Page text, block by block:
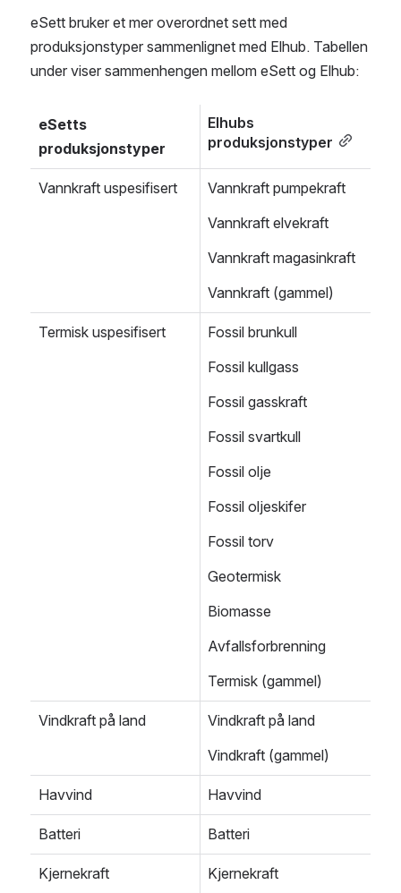
eSett bruker et mer overordnet sett med
produksjonstyper sammenlignet med Elhub. Tabellen
under viser sammenhengen mellom eSett og Elhub:
eSetts
produksjonstyper
Elhubs
produksjonstyper
Vannkraft uspesifisert
Vannkraft pumpekraft
Vannkraft elvekraft
Vannkraft magasinkraft
Vannkraft (gammel)
Termisk uspesifisert
Fossil brunkull
Fossil kullgass
Fossil gasskraft
Fossil svartkull
Fossil olje
Fossil oljeskifer
Fossil torv
Geotermisk
Biomasse
Avfallsforbrenning
Termisk (gammel)
Vindkraft på land
Vindkraft på land
Vindkraft (gammel)
Havvind Havvind
Batteri Batteri
Kjernekraft Kjernekraft